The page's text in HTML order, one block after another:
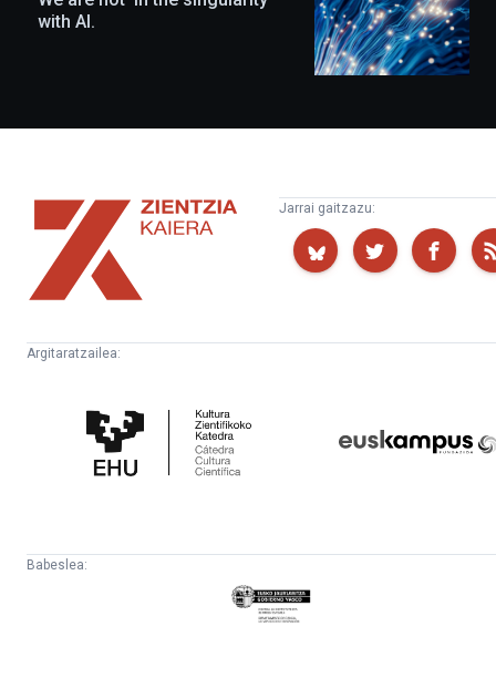
with AI.
Zientzia
Kaiera
Jarrai gaitzazu:
Argitaratzailea:
Zientifikoko
Katedra
Babeslea:
Eusko
Jaurlaritza